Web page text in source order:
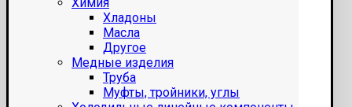
Хладоны
Масла
Другое
Медные изделия
Труба
Муфты, тройники, углы